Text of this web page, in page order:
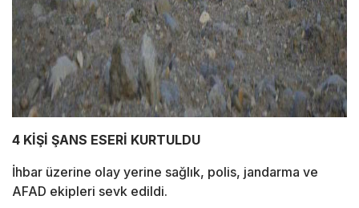
4 KİŞİ ŞANS ESERİ KURTULDU
İhbar üzerine olay yerine sağlık, polis, jandarma ve
AFAD ekipleri sevk edildi.